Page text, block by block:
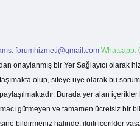
forumhizmeti@gmail.com Whatsapp:
onaylanmış bir Yer Sağlayıcı
olup, siteye üye olarak bu
Burada yer alan
gütmeyen ve tamamen ücretsiz bir
bildirmeniz halinde, ilgili içerikler